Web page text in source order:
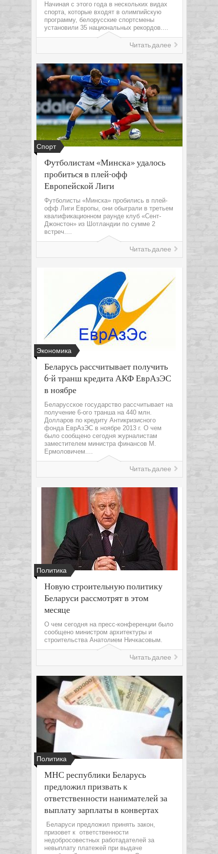
Начиная с этого года в нескольких видах
спорта, которые входят в олимпийскую
программу, белорусские спортсмены
установили 35 национальных рекордов....
Читать далее
Спорт
Футболистам «Минска» удалось
пробиться в плей-офф
Европейской Лиги
Футболисты «Минска» пробились в плей-
офф Лиги Европы, они обыграли в третьем
квалификационном раунде клуб «Сент-
Джонстон» из Шотландии по сумме 2
встреч....
Читать далее
Экономика
Беларусь рассчитывает получить
6-й транш кредита АКФ ЕврАзЭС
в ноябре
Беларусское государство рассчитывает на
получение 6-ого транша на 440 млн.
Долларов по кредиту Антикризисного
фонда ЕврАзЭС в ноябре 2013 г. О чем
было сообщено сегодня журналистам
заместителем министра финансов М.
Ермоловичем....
Читать далее
Политика
Новую строительную политику
Беларуси рассмотрят в этом
месяце
О чем сегодня на пресс-конференции было
сообщено министром архитектуры и
строительства Анатолием Ничкасовым.
Читать далее
Политика
МНС республики Беларусь
предложил призвать к
ответственности нанимателей за
выплату зарплаты в конвертах
Беларуси предложил принять закон,
призовет к ответственности
недобросовестных работадателей за
невыплату платежей при выдаче